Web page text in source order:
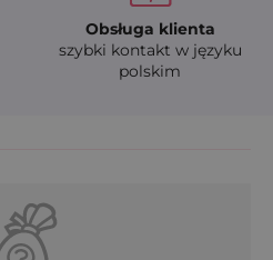
Obsługa klienta
szybki kontakt w języku
polskim